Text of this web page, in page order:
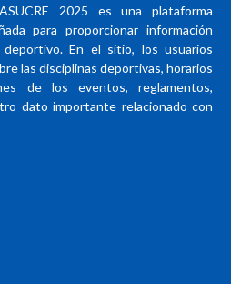
2025 es una plataforma
para proporcionar información
En el sitio, los usuarios
las disciplinas deportivas, horarios
de los eventos, reglamentos,
dato importante relacionado con